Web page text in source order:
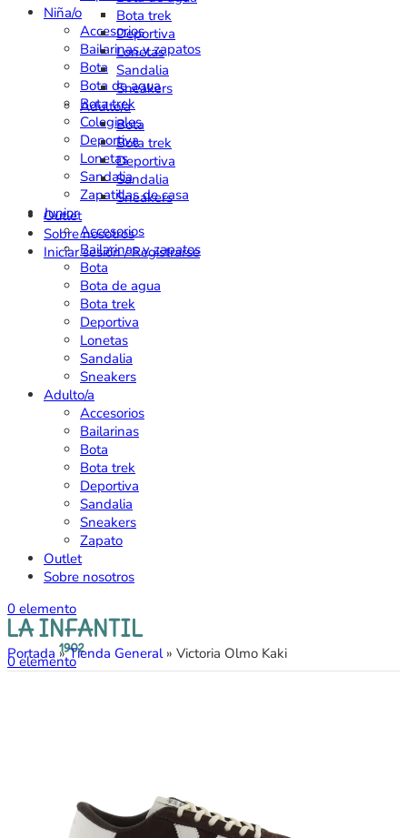
Niña/o
Accesorios
Bailarinas y zapatos
Bota
Bota de agua
Bota trek
Colegiales
Deportiva
Lonetas
Sandalia
Zapatillas de casa
Junior
Accesorios
Bailarinas y zapatos
Bota
Bota de agua
Bota trek
Deportiva
Lonetas
Sandalia
Sneakers
Adulto/a
Accesorios
Bailarinas
Bota
Bota trek
Deportiva
Sandalia
Sneakers
Zapato
Outlet
Sobre nosotros
0 elemento
0elemento
Portada »Tienda General» Victoria Olmo Kaki
Bota trek
Deportiva
Lonetas
Sandalia
Sneakers
Adulto/a
Bota
Bota trek
Deportiva
Sandalia
Sneakers
Outlet
Sobre nosotros
Iniciar sesión / Registrarse